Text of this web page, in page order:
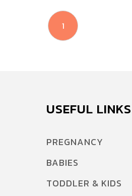
1
USEFUL LINKS
PREGNANCY
BABIES
TODDLER & KIDS